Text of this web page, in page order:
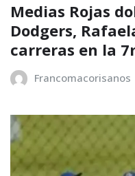
Medias Rojas
Dodgers,
carreras en la
Francomacorisanos